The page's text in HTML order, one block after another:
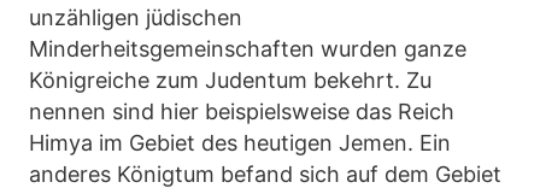
unzähligen jüdischen
Minderheitsgemeinschaften wurden ganze
Königreiche zum Judentum bekehrt. Zu
nennen sind hier beispielsweise das Reich
Himya im Gebiet des heutigen Jemen. Ein
anderes Königtum befand sich auf dem Gebiet